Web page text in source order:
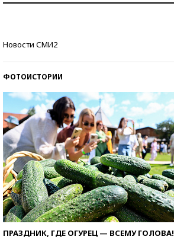
Новости СМИ2
ФОТОИСТОРИИ
ПРАЗДНИК, ГДЕ ОГУРЕЦ — ВСЕМУ ГОЛОВА!